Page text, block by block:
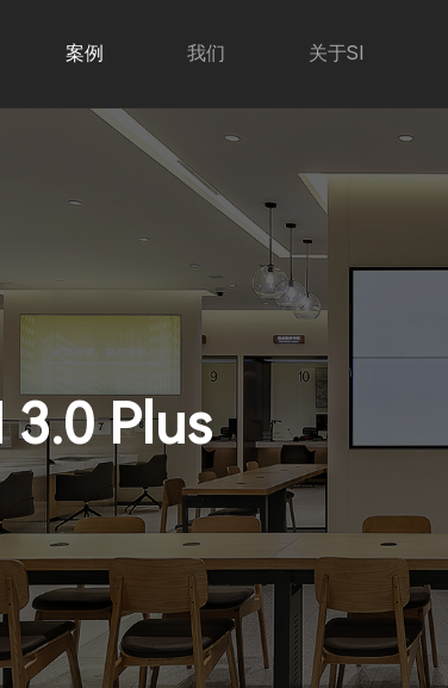
案例 我们 关于SI
3.0 Plus